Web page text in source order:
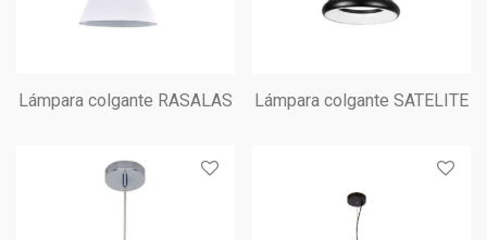
Lámpara colgante RASALAS Lámpara colgante SATELITE